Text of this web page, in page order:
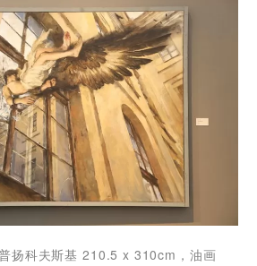
扬科夫斯基 210.5 x 310cm，油画